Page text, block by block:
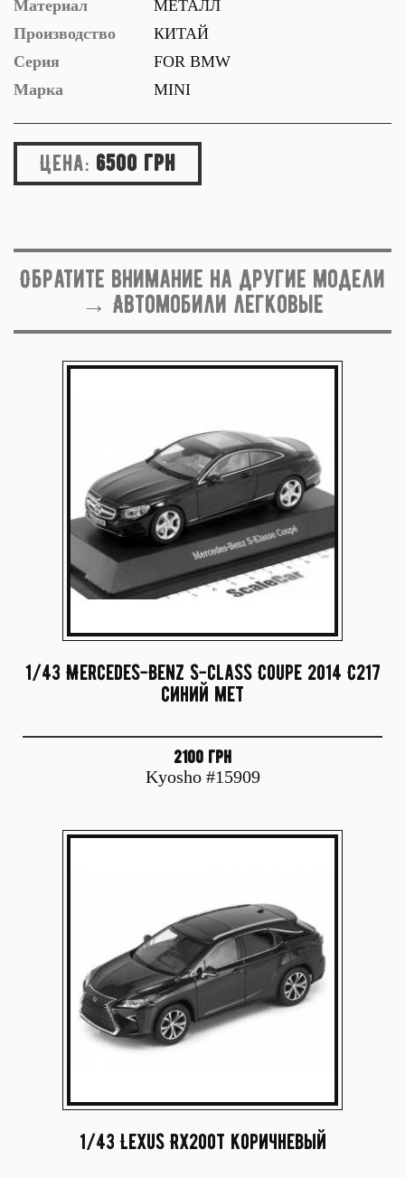
Материал
МЕТАЛЛ
Производство
КИТАЙ
Серия
FOR BMW
Марка
MINI
Цена: 6500 грн
Обратите внимание на другие модели
→ Автомобили легковые
1/43 Mercedes-Benz S-class Coupe 2014 C217
синий мет
2100 грн
Kyosho #15909
1/43 Lexus RX200t коричневый